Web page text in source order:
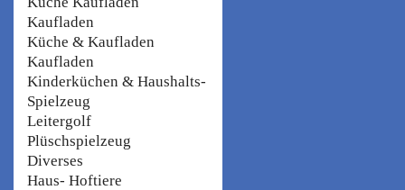
Kaufladen
Küche & Kaufladen
Kaufladen
Kinderküchen & Haushalts-
Spielzeug
Leitergolf
Plüschspielzeug
Diverses
Haus- Hoftiere